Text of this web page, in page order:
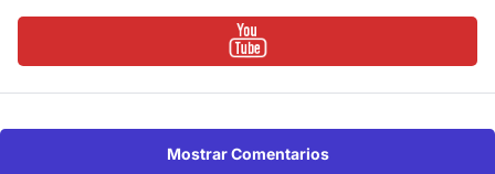
Mostrar Comentarios